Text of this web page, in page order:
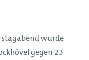
wurde
gegen 23